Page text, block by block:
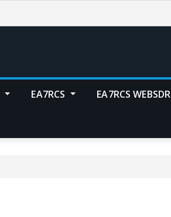
EA7RCS EA7RCS WEBSDR